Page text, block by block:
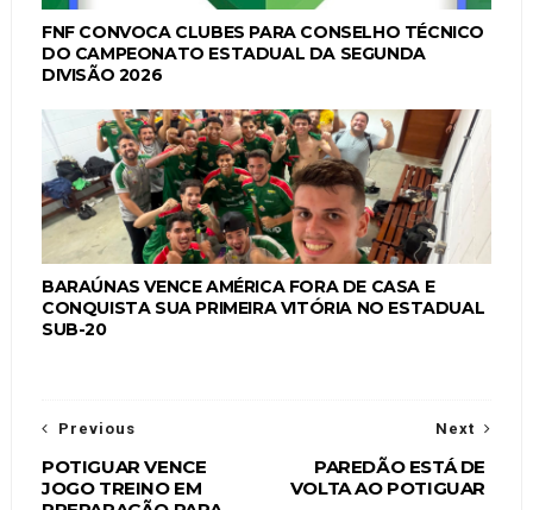
FNF CONVOCA CLUBES PARA CONSELHO TÉCNICO
DO CAMPEONATO ESTADUAL DA SEGUNDA
DIVISÃO 2026
BARAÚNAS VENCE AMÉRICA FORA DE CASA E
CONQUISTA SUA PRIMEIRA VITÓRIA NO ESTADUAL
SUB-20
Next
PAREDÃO ESTÁ DE
VOLTA AO POTIGUAR
Previous
POTIGUAR VENCE
JOGO TREINO EM